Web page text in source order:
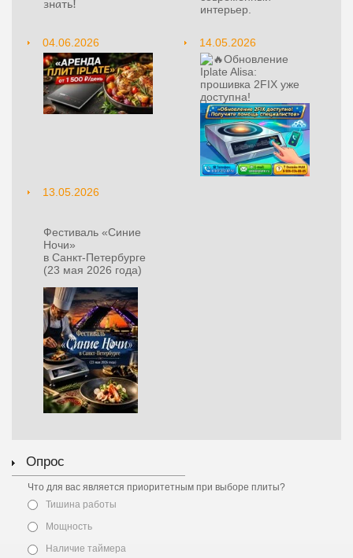
интерьер.
04.06.2026
14.05.2026
Обновление
Iplate Alisa:
прошивка 2FIX уже
доступна!
13.05.2026
Фестиваль «Синие
Ночи»
в Санкт‑Петербурге
(23 мая 2026 года)
Опрос
Что для вас является приоритетным при выборе плиты?
Тишина работы
Мощность
Наличие таймера